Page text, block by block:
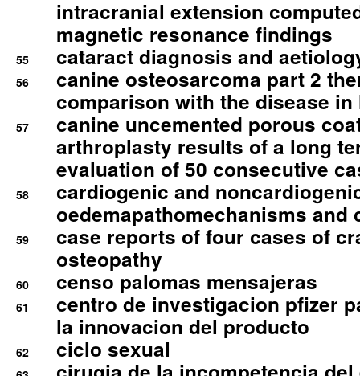
intracranial extension
magnetic resonance findings
55 cataract diagnosis and
56
canine osteosarcoma part 2
comparison with the disease in
57
canine uncemented porous
arthroplasty results of a long
evaluation of 50 consecutive
58
cardiogenic and
oedemapathomechanisms and
59
case reports of four cases of
osteopathy
60 censo palomas mensajeras
61
centro de investigacion pfizer
la innovacion del producto
62 ciclo sexual